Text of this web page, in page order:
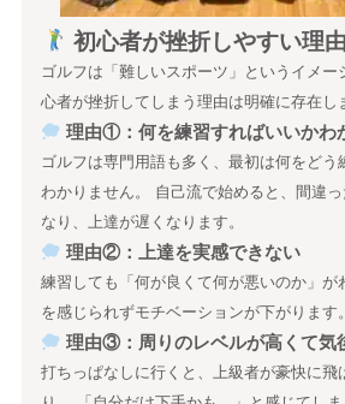
初心者が挫折しやすい理由
ゴルフは「難しいスポーツ」というイメー
心者が挫折してしまう理由は明確に存在し
理由①：何を練習すればいいかわ
ゴルフは専門用語も多く、最初は何をどう
わかりません。 自己流で始めると、間違
なり、上達が遅くなります。
理由②：上達を実感できない
練習しても「何が良くて何が悪いのか」が
を感じられずモチベーションが下がります。
理由③：周りのレベルが高くて気
打ちっぱなしに行くと、上級者が豪快に飛